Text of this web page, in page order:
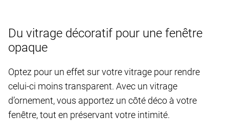
Du vitrage décoratif pour une fenêtre
opaque
Optez pour un effet sur votre vitrage pour rendre
celui-ci moins transparent. Avec un vitrage
d’ornement, vous apportez un côté déco à votre
fenêtre, tout en préservant votre intimité.